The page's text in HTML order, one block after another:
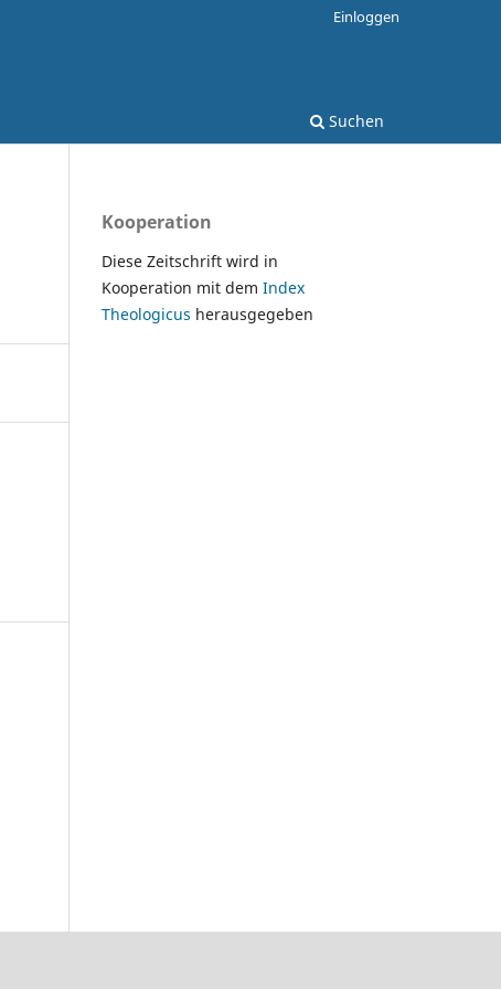
Suchen
Einloggen
Kooperation
Diese Zeitschrift wird in
Kooperation mit dem Index
Theologicus herausgegeben